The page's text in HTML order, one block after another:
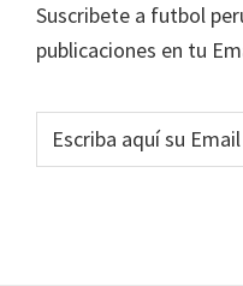
Suscribete a futbol
publicaciones en tu